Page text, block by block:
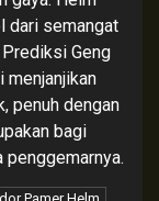
dari semangat
Geng
menjanjikan
penuh dengan
bagi
penggemarnya.